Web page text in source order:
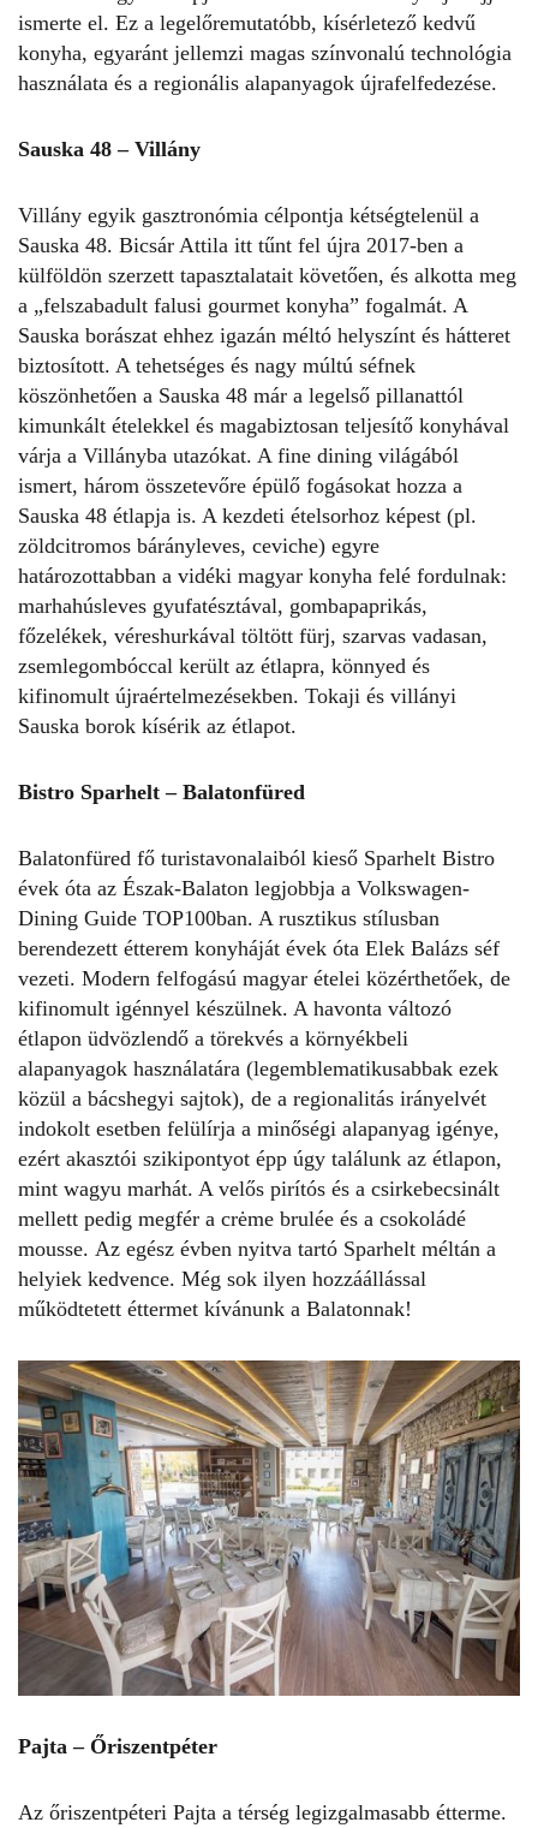
ismerte el. Ez a legelőremutatóbb, kísérletező kedvű
konyha, egyaránt jellemzi magas színvonalú technológia
használata és a regionális alapanyagok újrafelfedezése.
Sauska 48 – Villány
Villány egyik gasztronómia célpontja kétségtelenül a
Sauska 48. Bicsár Attila itt tűnt fel újra 2017-­ben a
külföldön szerzett tapasztalatait követően, és alkotta meg
a „felszabadult falusi gourmet konyha” fogalmát. A
Sauska borászat ehhez igazán méltó helyszínt és hátteret
biztosított. A tehetséges és nagy múltú séfnek
köszönhetően a Sauska 48 már a legelső pillanattól
kimunkált ételekkel és magabiztosan teljesítő konyhával
várja a Villányba utazókat. A fine dining világából
ismert, három összetevőre épülő fogásokat hozza a
Sauska 48 étlapja is. A kezdeti ételsorhoz képest (pl.
zöldcitromos bárányleves, ceviche) egyre
határozottabban a vidéki magyar konyha felé fordulnak:
marhahúsleves gyufatésztával, gombapaprikás,
főzelékek, véreshurkával töltött fürj, szarvas vadasan,
zsemlegombóccal került az étlapra, könnyed és
kifinomult újraértelmezésekben. Tokaji és villányi
Sauska borok kísérik az étlapot.
Bistro Sparhelt – Balatonfüred
Balatonfüred fő turistavonalaiból kieső Sparhelt Bistro
évek óta az Észak­-Balaton legjobbja a Volkswagen-
Dining Guide TOP100­ban. A rusztikus stílusban
berendezett étterem konyháját évek óta Elek Balázs séf
vezeti. Modern felfogású magyar ételei közérthetőek, de
kifinomult igénnyel készülnek. A havonta változó
étlapon üdvözlendő a törekvés a környékbeli
alapanyagok használatára (legemblematikusabbak ezek
közül a bácshegyi sajtok), de a regionalitás irányelvét
indokolt esetben felülírja a minőségi alapanyag igénye,
ezért akasztói szikipontyot épp úgy találunk az étlapon,
mint wagyu marhát. A velős pirítós és a csirkebecsinált
mellett pedig megfér a crėme brulée és a csokoládé
mousse. Az egész évben nyitva tartó Sparhelt méltán a
helyiek kedvence. Még sok ilyen hozzáállással
működtetett éttermet kívánunk a Balatonnak!
Pajta – Őriszentpéter
Az őriszentpéteri Pajta a térség legizgalmasabb étterme.